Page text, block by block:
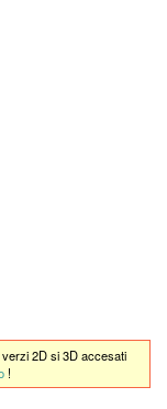
2D si 3D accesati
!